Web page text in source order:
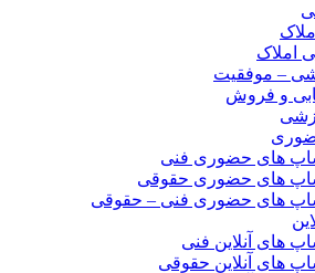
املاک
– موفقیت
و فروش
های حضوری فنی
های حضوری حقوقی
های حضوری فنی – حقوقی
های آنلاین فنی
های آنلاین حقوقی